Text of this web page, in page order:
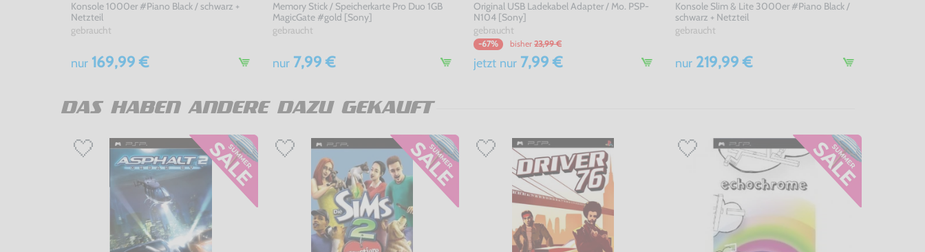
Konsole 1000er #Piano Black / schwarz +
Netzteil
gebraucht
nur 169,99 €
Memory Stick / Speicherkarte Pro Duo 1GB
MagicGate #gold [Sony]
gebraucht
nur7,99 €
Original USB Ladekabel Adapter / Mo. PSP-
N104 [Sony]
gebraucht
-67% bisher 23,99 €
jetzt nur 7,99 €
Konsole Slim & Lite 3000er #Piano Black /
schwarz + Netzteil
gebraucht
nur219,99 €
DAS HABEN ANDERE DAZU GEKAUFT